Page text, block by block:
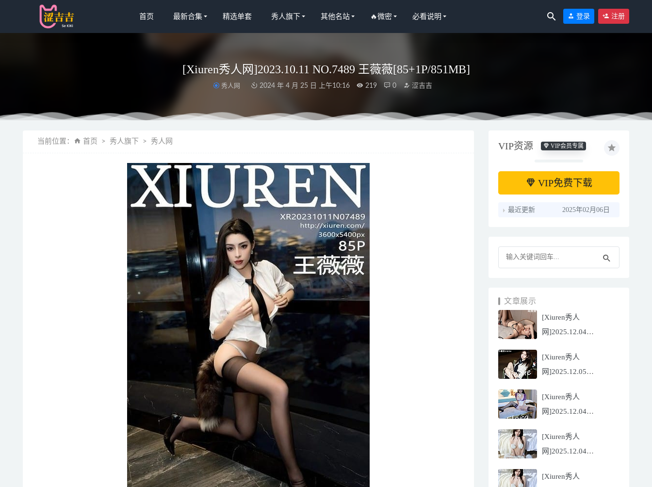
首页 最新合集 精选单套 秀人旗下 其他名站 🔥微密 必看说明 登录 注册
[Xiuren秀人网]2023.10.11 NO.7489 王薇薇[85+1P/851MB]
秀人网 2024 年 4 月 25 日 上午10:16 219 0 涩吉吉
当前位置： 首页 秀人旗下 秀人网 VIP资源 VIP会员专属
VIP免费下载
最近更新 2025年02月06日
文章展示
[Xiuren秀人
网]2025.12.04
[81P/751.43MB]
[Xiuren秀人
网]2025.12.05
nienie[60P/642.39MB]
[Xiuren秀人
网]2025.12.04
Flora[81P/832.27MB]
[Xiuren秀人
网]2025.12.04
[56P/602.69MB]
[Xiuren秀人
神楽坂真冬 – NO.225 浴衣女仆[75P2V-549MB] 2025-11-21
幼愛youmeko – NO.21 円香兔女郎 [10P-81MB] 2025-06-05
[微密圈]金希儿Cindy – 黑色镂空情趣 [26P2V-155MB]